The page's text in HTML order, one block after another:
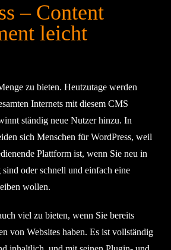
– Content
leicht
zu bieten. Heutzutage werden
Internets mit diesem CMS
ständig neue Nutzer hinzu. In
sich Menschen für WordPress, weil
Plattform ist, wenn Sie neu in
oder schnell und einfach eine
wollen.
viel zu bieten, wenn Sie bereits
von Websites haben. Es ist vollständig